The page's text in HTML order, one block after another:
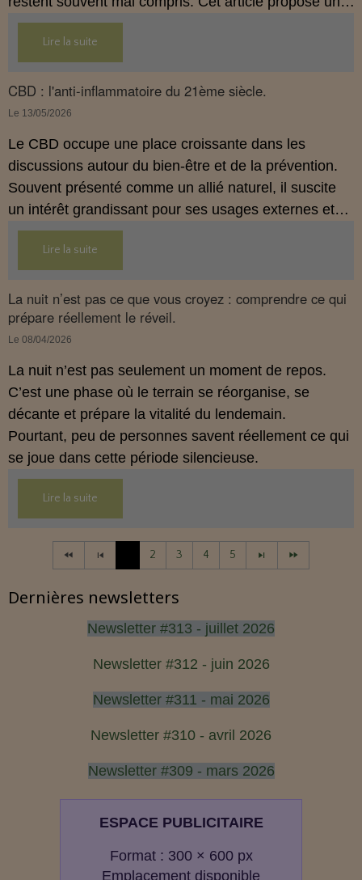
mise au point claire, moderne et conforme à la
réglementation française de 2026, afin de mieux
comprendre comment le CBD s’intègre dans une
approche globale de prévention.
Lire la suite
CBD : l'anti-inflammatoire du 21ème siècle.
Le 13/05/2026
Le CBD occupe une place croissante dans les
discussions autour du bien‑être et de la prévention.
Souvent présenté comme un allié naturel, il suscite
un intérêt grandissant pour ses usages externes et
son interaction avec le système endocannabinoïde.
Cet article propose une mise au point claire, moderne
et conforme à la réglementation française de 2026.
Lire la suite
La nuit n’est pas ce que vous croyez : comprendre ce qui
prépare réellement le réveil.
Le 08/04/2026
La nuit n’est pas seulement un moment de repos.
C’est une phase où le terrain se réorganise, se
décante et prépare la vitalité du lendemain.
Pourtant, peu de personnes savent réellement ce qui
se joue dans cette période silencieuse.
Lire la suite
2 3 4 5
Dernières newsletters
Newsletter #313 - juillet 2026
Newsletter #312 - juin 2026
Newsletter #311 - mai 2026
Newsletter #310 - avril 2026
Newsletter #309 - mars 2026
ESPACE PUBLICITAIRE
Format : 300 × 600 px
Emplacement disponible